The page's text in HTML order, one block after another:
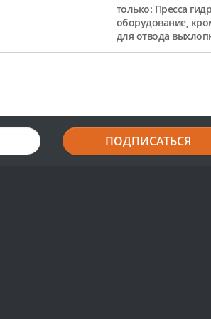
только: Пресса
оборудование,
для отвода
ПОДПИСАТЬСЯ